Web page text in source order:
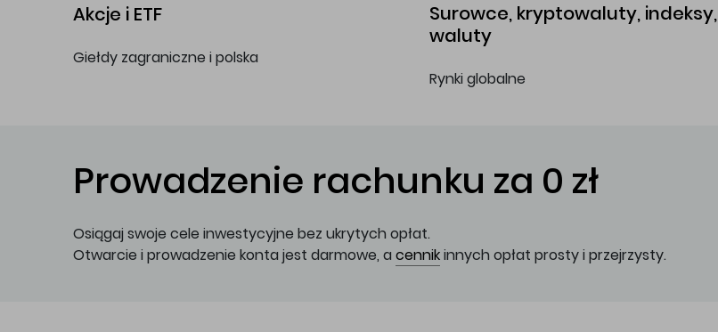
Akcje i ETF
Giełdy zagraniczne i polska
Surowce, kryptowaluty, indeksy,
waluty
Rynki globalne
Prowadzenie rachunku za 0 zł
Osiągaj swoje cele inwestycyjne bez ukrytych opłat.
Otwarcie i prowadzenie konta jest darmowe, a cennikinnych opłat prosty i przejrzysty.